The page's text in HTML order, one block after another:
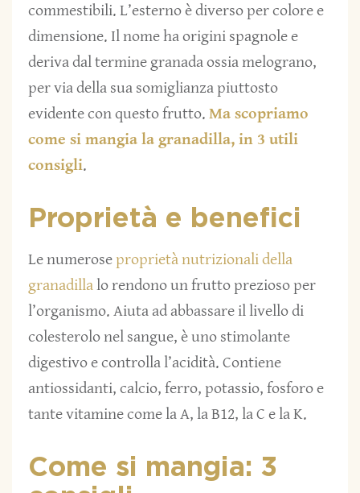
commestibili. L’esterno è diverso per colore e
dimensione. Il nome ha origini spagnole e
deriva dal termine granada ossia melograno,
per via della sua somiglianza piuttosto
evidente con questo frutto. Ma scopriamo
come si mangia la granadilla, in 3 utili
consigli.
Proprietà e benefici
Le numeroseproprietà nutrizionali della
granadillalo rendono un frutto prezioso per
l’organismo. Aiuta ad abbassare il livello di
colesterolo nel sangue, è uno stimolante
digestivo e controlla l’acidità. Contiene
antiossidanti, calcio, ferro, potassio, fosforo e
tante vitamine come la A, la B12, la C e la K.
Come si mangia: 3